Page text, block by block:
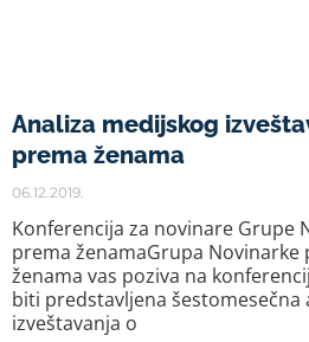
Analiza medijskog
prema ženama
06.12.2019.
Konferencija za novinare Grupe
prema ženamaGrupa
ženama vas poziva na
biti predstavljena šestomesečna
izveštavanja o